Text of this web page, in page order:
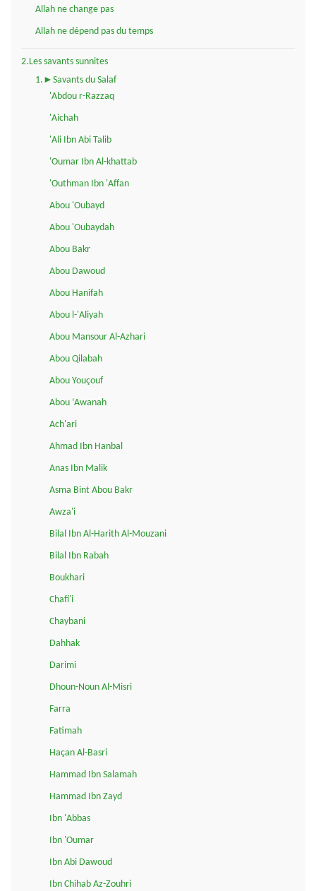
Allah ne change pas
Allah ne dépend pas du temps
2.Les savants sunnites
1.►Savants du Salaf
'Abdou r-Razzaq
'Aichah
'Ali Ibn Abi Talib
'Oumar Ibn Al-khattab
'Outhman Ibn 'Affan
Abou 'Oubayd
Abou 'Oubaydah
Abou Bakr
Abou Dawoud
Abou Hanifah
Abou l-'Aliyah
Abou Mansour Al-Azhari
Abou Qilabah
Abou Youçouf
Abou ‘Awanah
Ach'ari
Ahmad Ibn Hanbal
Anas Ibn Malik
Asma Bint Abou Bakr
Awza'i
Bilal Ibn Al-Harith Al-Mouzani
Bilal Ibn Rabah
Boukhari
Chafi'i
Chaybani
Dahhak
Darimi
Dhoun-Noun Al-Misri
Farra
Fatimah
Haçan Al-Basri
Hammad Ibn Salamah
Hammad Ibn Zayd
Ibn 'Abbas
Ibn 'Oumar
Ibn Abi Dawoud
Ibn Chihab Az-Zouhri